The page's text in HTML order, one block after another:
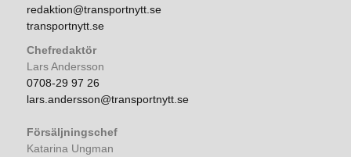
redaktion@transportnytt.se
transportnytt.se
Chefredaktör
Lars Andersson
0708-29 97 26
lars.andersson@transportnytt.se
Försäljningschef
Katarina Ungman